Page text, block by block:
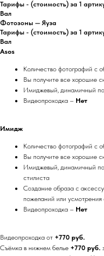
Тарифы - (стоимость) за 1
Вал
Фотозоны — Яуза
Тарифы - (стоимость) за 1
Вал
Asos
Количество фотографий с
Вы получите все хорошие
Имиджевый, динамичный
Видеопроходка – Нет
Имидж
Количество фотографий с
Вы получите все хорошие
Имиджевый, динамичный
стилиста
Создание образа с
пожеланий или усмотрения
Видеопроходка – Нет
Видеопроходка от +770 руб.
Съёмка в нижнем белье +770 руб.